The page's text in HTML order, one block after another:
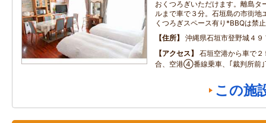
おくつろぎいただけます。離島タ
ルまで車で３分。石垣島の市街地
くつろぎスペース有り*BBQは禁止
住所
沖縄県石垣市登野城４
アクセス
石垣空港から車で
合、空港④番線乗車、｢裁判所前｣
この施